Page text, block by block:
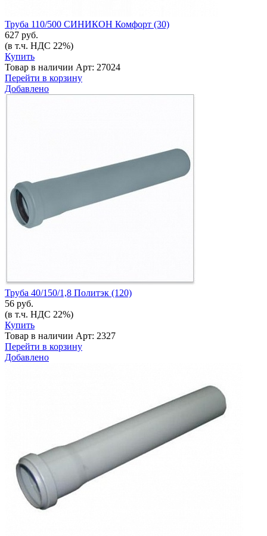
Труба 110/500 СИНИКОН Комфорт (30)
627 руб.
(в т.ч. НДС 22%)
Купить
Товар в наличии Арт: 27024
Перейти в корзину
Добавлено
Труба 40/150/1,8 Политэк (120)
56 руб.
(в т.ч. НДС 22%)
Купить
Товар в наличии Арт: 2327
Перейти в корзину
Добавлено